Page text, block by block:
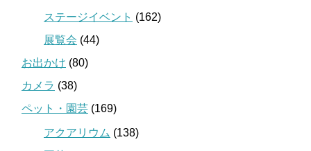
ステージイベント (162)
展覧会 (44)
お出かけ (80)
カメラ (38)
ペット・園芸 (169)
アクアリウム (138)